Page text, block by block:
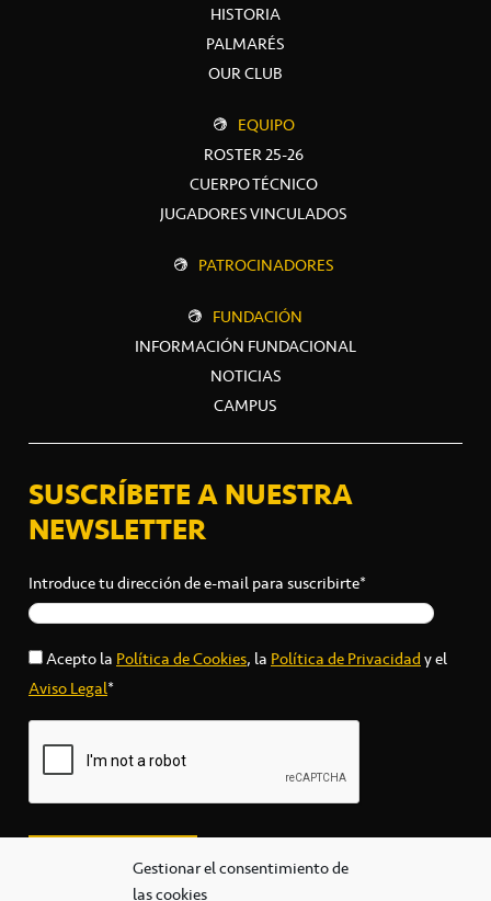
Gestionar el consentimiento de
las cookies
HISTORIA
PALMARÉS
OUR CLUB
EQUIPO
ROSTER 25-26
CUERPO TÉCNICO
JUGADORES VINCULADOS
PATROCINADORES
FUNDACIÓN
INFORMACIÓN FUNDACIONAL
NOTICIAS
CAMPUS
SUSCRÍBETE A NUESTRA
NEWSLETTER
Introduce tu dirección de e-mail para suscribirte*
Acepto laPolítica de Cookies, laPolítica de Privacidady el
Aviso Legal*